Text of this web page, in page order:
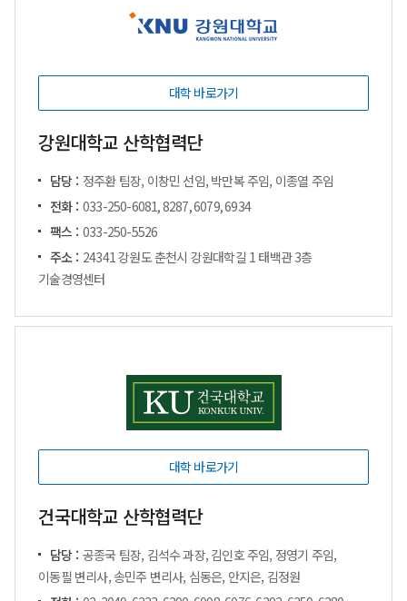
대학 바로가기
강원대학교 산학협력단
담당 : 정주환 팀장, 이창민 선임, 박만복 주임, 이종열 주임
전화 : 033-250-6081, 8287, 6079, 6934
팩스 : 033-250-5526
주소 : 24341 강원도 춘천시 강원대학길 1 태백관 3층
기술경영센터
대학 바로가기
건국대학교 산학협력단
담당 : 공종국 팀장, 김석수 과장, 김인호 주임, 정영기 주임,
이동필 변리사, 송민주 변리사, 심동은, 안지은, 김정원